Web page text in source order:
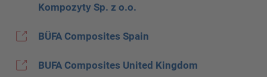
Kompozyty Sp. z o.o.
BÜFA Composites Spain
BUFA Composites United Kingdom